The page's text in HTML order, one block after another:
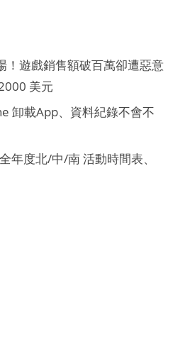
！遊戲銷售額破百萬卻遭惡意
美元
卸載App、資料紀錄不會不
年度北/中/南 活動時間表、